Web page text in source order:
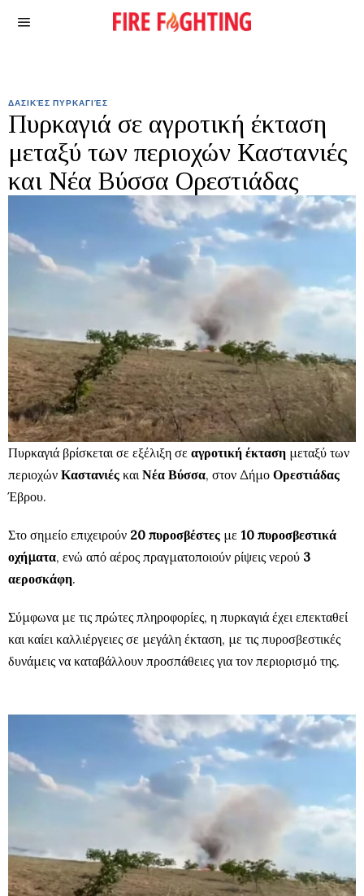
ΔΑΣΙΚΈΣ ΠΥΡΚΑΓΙΈΣ
Πυρκαγιά σε αγροτική έκταση
μεταξύ των περιοχών Καστανιές
και Νέα Βύσσα Ορεστιάδας
Πυρκαγιά βρίσκεται σε εξέλιξη σε αγροτική έκταση μεταξύ των
περιοχών Καστανιές και Νέα Βύσσα, στον Δήμο Ορεστιάδας
Έβρου.
Στο σημείο επιχειρούν 20 πυροσβέστες με 10 πυροσβεστικά
οχήματα, ενώ από αέρος πραγματοποιούν ρίψεις νερού 3
αεροσκάφη.
Σύμφωνα με τις πρώτες πληροφορίες, η πυρκαγιά έχει επεκταθεί
και καίει καλλιέργειες σε μεγάλη έκταση, με τις πυροσβεστικές
δυνάμεις να καταβάλλουν προσπάθειες για τον περιορισμό της.